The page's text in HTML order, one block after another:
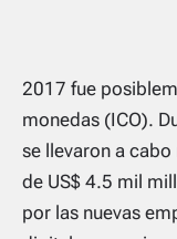
2017 fue
monedas (ICO).
se llevaron a
de US$ 4.5 mil
por las nuevas